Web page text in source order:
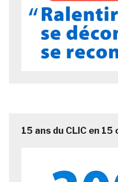
15 ans du CLIC en 15